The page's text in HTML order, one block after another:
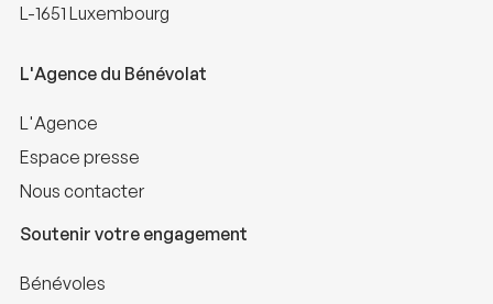
L-1651 Luxembourg
L'Agence du Bénévolat
L'Agence
Espace presse
Nous contacter
Soutenir votre engagement
Bénévoles